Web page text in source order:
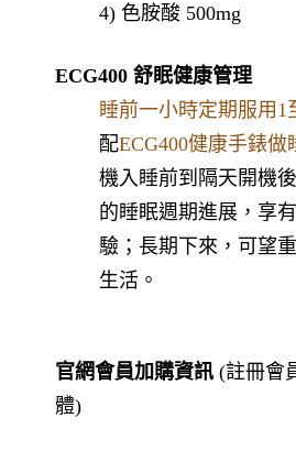
4) 色胺酸 500mg
ECG400 舒眠健康管理
睡前一小時定期服用1
配ECG400健康手錶做
機入睡前到隔天開機
的睡眠週期進展， 享
驗；長期下來，可望
生活。
官網會員加購資訊 (註冊會
體)